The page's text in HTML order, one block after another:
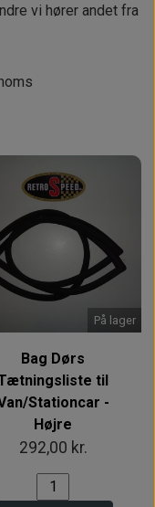
vi hører andet fra
På lager
Bag Dørs
til
Stationcar -
Højre
292,00 kr.